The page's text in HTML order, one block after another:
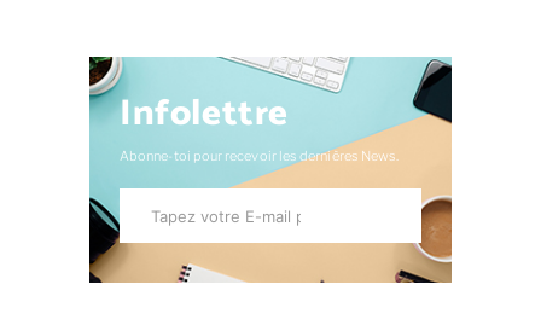
Infolettre
Abonne-toi pour recevoir les dernières News.